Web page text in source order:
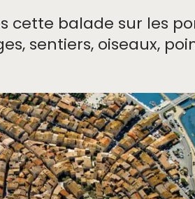
cette balade sur les
sentiers, oiseaux,